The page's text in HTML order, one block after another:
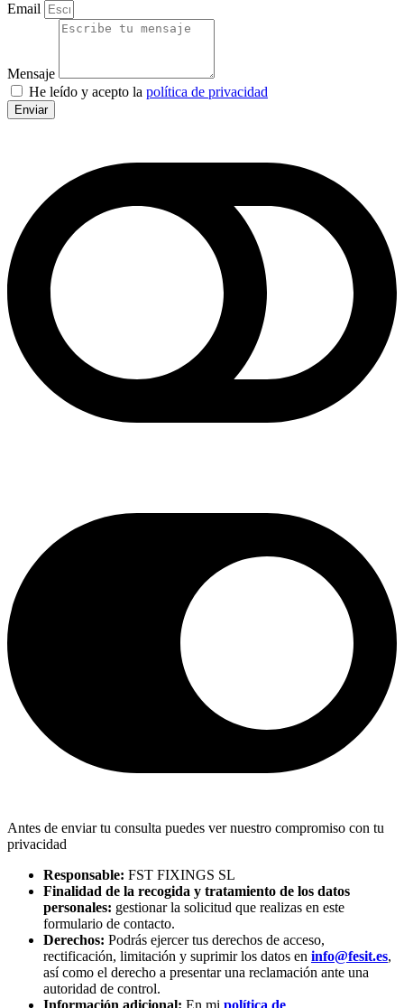
Email
Mensaje
He leído y acepto la política de privacidad
Enviar
Antes de enviar tu consulta puedes ver nuestro compromiso con tu
privacidad
Responsable: FST FIXINGS SL
Finalidad de la recogida y tratamiento de los datos
personales: gestionar la solicitud que realizas en este
formulario de contacto.
Derechos: Podrás ejercer tus derechos de acceso,
rectificación, limitación y suprimir los datos en info@fesit.es,
así como el derecho a presentar una reclamación ante una
autoridad de control.